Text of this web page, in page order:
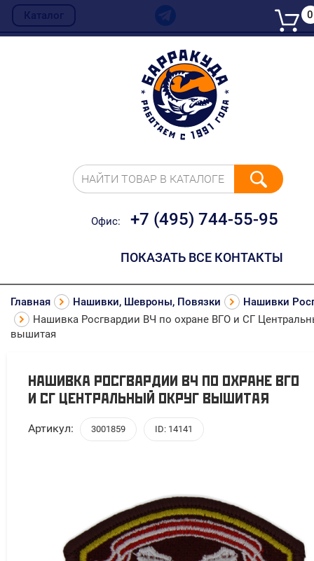
Каталог
НАЙТИ ТОВАР В КАТАЛОГЕ
Офис: +7 (495) 744-55-95
ПОКАЗАТЬ ВСЕ КОНТАКТЫ
0
Главная Нашивки, Шевроны, Повязки
Нашивки
Нашивка Росгвардии ВЧ по охране ВГО и СГ
вышитая
НАШИВКА РОСГВАРДИИ ВЧ ПО ОХРАНЕ ВГО
И СГ ЦЕНТРАЛЬНЫЙ ОКРУГ ВЫШИТАЯ
Артикул: 3001859 ID: 14141